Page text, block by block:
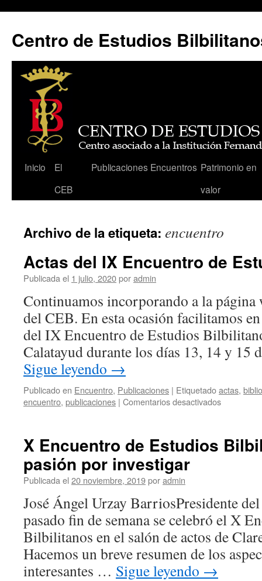
Centro de Estudios
Saltar
Inicio
El
CEB
Publicaciones Encuentros Patrimonio en
valor
Archivo de la etiqueta: encuentro
Actas del IX Encuentro de
Publicada el 1 julio, 2020poradmin
Continuamos incorporando a la página
del CEB. En esta ocasión facilitamos
del IX Encuentro de Estudios
Calatayud durante los días 13, 14 y 15
Sigue leyendo →
Publicado en Encuentro, Publicaciones | Etiquetadoactas,
encuentro, publicaciones | Comentarios desactivadosen
Encuentro
X Encuentro de Estudios
pasión por investigar
Publicada el 20 noviembre, 2019poradmin
José Ángel Urzay
pasado fin de semana se celebró el X
Bilbilitanos en el salón de actos de
Hacemos un breve resumen de los
interesantes … Sigue leyendo →